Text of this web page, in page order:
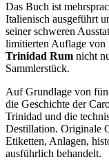
Das Buch ist
Italienisch ausgeführt
seiner schweren
limitierten Auflage von
Trinidad Rum nicht
Sammlerstück.
Auf Grundlage von
die Geschichte der
Trinidad und die
Destillation. Originale
Etiketten, Anlagen,
ausführlich behandelt.